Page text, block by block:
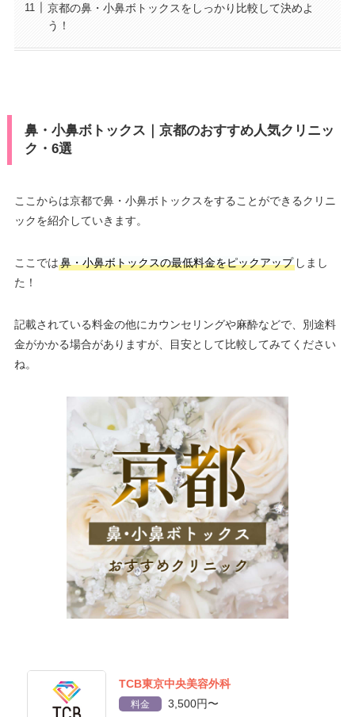
京都の鼻・小鼻ボトックスをしっかり比較して決めよ
う！
鼻・小鼻ボトックス｜京都のおすすめ人気クリニッ
ク・6選
ここからは京都で鼻・小鼻ボトックスをすることができるクリニ
ックを紹介していきます。
ここでは鼻・小鼻ボトックスの最低料金をピックアップしまし
た！
記載されている料金の他にカウンセリングや麻酔などで、別途料
金がかかる場合がありますが、目安として比較してみてください
ね。
TCB東京中央美容外科
料金 3,500円〜